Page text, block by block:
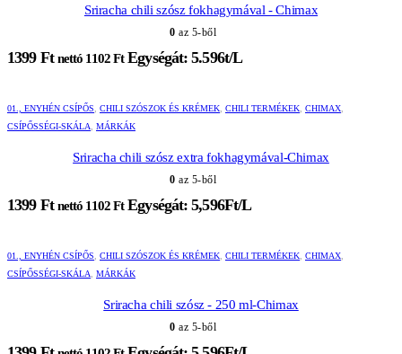
Sriracha chili szósz fokhagymával - Chimax
0 az 5-ből
1399 Ft nettó 1102Ft Egységát: 5.596t/L
01., ENYHÉN CSÍPŐS CHILI SZÓSZOK ÉS KRÉMEK CHILI TERMÉKEK CHIMAX
CSÍPŐSSÉGI-SKÁLA
MÁRKÁK
Sriracha chili szósz extra fokhagymával-Chimax
0 az 5-ből
1399 Ft nettó 1102Ft Egységát: 5,596Ft/L
01., ENYHÉN CSÍPŐS CHILI SZÓSZOK ÉS KRÉMEK CHILI TERMÉKEK CHIMAX
CSÍPŐSSÉGI-SKÁLA
MÁRKÁK
Sriracha chili szósz - 250 ml-Chimax
0 az 5-ből